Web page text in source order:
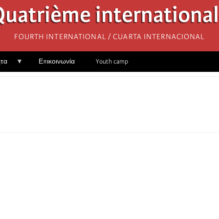
Fourth International / Cuarta Internacional
Επικοινωνία Youth camp